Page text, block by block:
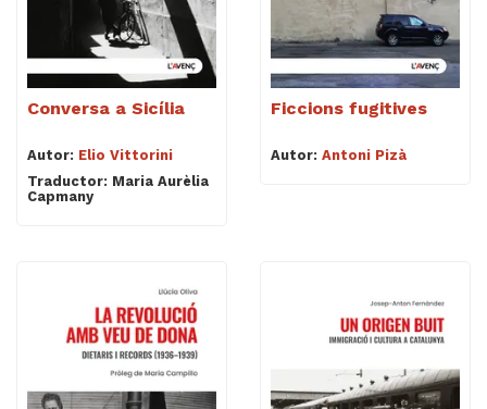
Termes legals
Conversa a Sicília
Autor: Elio Vittorini
Traductor: Maria Aurèlia
Capmany
Ficcions fugitives
Autor: Antoni Pizà